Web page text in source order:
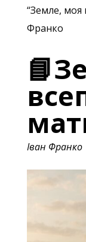
“Земле,
Франко
Іван Франко